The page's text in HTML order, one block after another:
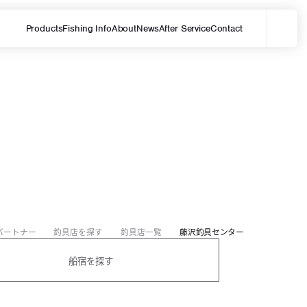
ProductsFishing InfoAboutNewsAfter ServiceContact
サイト内を検索する
ートナー 釣具店を探す 釣具店一覧 藤沢釣具センター
船宿を探す